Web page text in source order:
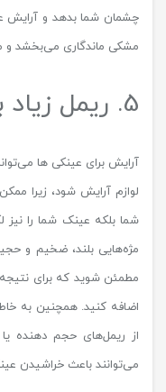
چشمان شما بدهد و آرایش
مشکی ماندگاری می‌بخشد و
5. ریمل زیاد بزنید
آرایش برای عینکی ها
لوازم آرایش شود، زیرا
شما بلکه عینک شما را نیز
مژه‌هایی بلند، ضخیم و
مطمئن شوید که برای
اضافه کنید. همچنین به
از ریمل‌های حجم دهنده یا
می‌توانند باعث خراشیدن